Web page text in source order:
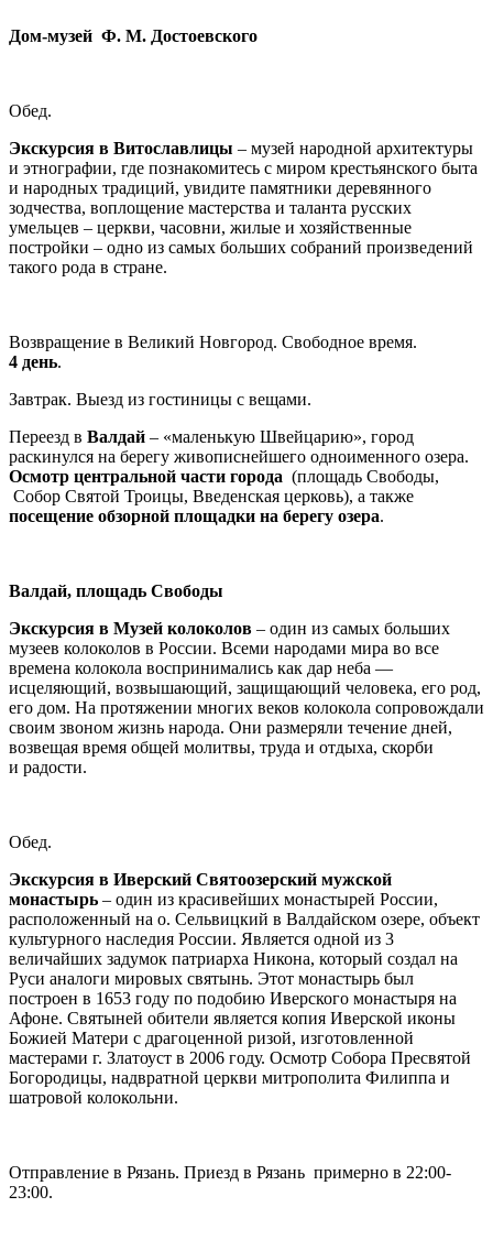
Дом-музей Ф. М. Достоевского
Обед.
Экскурсия в Витославлицы – музей народной архитектуры
и этнографии, где познакомитесь с миром крестьянского быта
и народных традиций, увидите памятники деревянного
зодчества, воплощение мастерства и таланта русских
умельцев – церкви, часовни, жилые и хозяйственные
постройки – одно из самых больших собраний произведений
такого рода в стране.
Возвращение в Великий Новгород. Свободное время.
4 день.
Завтрак. Выезд из гостиницы с вещами.
Переезд в Валдай – «маленькую Швейцарию», город
раскинулся на берегу живописнейшего одноименного озера.
Осмотр центральной части города (площадь Свободы,
Собор Святой Троицы, Введенская церковь), а также
посещение обзорной площадки на берегу озера.
Валдай, площадь Свободы
Экскурсия в Музей колоколов – один из самых больших
музеев колоколов в России. Всеми народами мира во все
времена колокола воспринимались как дар неба —
исцеляющий, возвышающий, защищающий человека, его род,
его дом. На протяжении многих веков колокола сопровождали
своим звоном жизнь народа. Они размеряли течение дней,
возвещая время общей молитвы, труда и отдыха, скорби
и радости.
Обед.
Экскурсия в Иверский Святоозерский мужской
монастырь – один из красивейших монастырей России,
расположенный на о. Сельвицкий в Валдайском озере, объект
культурного наследия России. Является одной из 3
величайших задумок патриарха Никона, который создал на
Руси аналоги мировых святынь. Этот монастырь был
построен в 1653 году по подобию Иверского монастыря на
Афоне. Святыней обители является копия Иверской иконы
Божией Матери с драгоценной ризой, изготовленной
мастерами г. Златоуст в 2006 году. Осмотр Собора Пресвятой
Богородицы, надвратной церкви митрополита Филиппа и
шатровой колокольни.
Отправление в Рязань. Приезд в Рязань примерно в 22:00-
23:00.